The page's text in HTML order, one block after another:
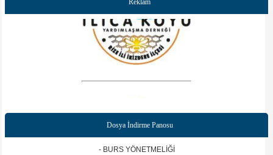
Reklam
Dosya İndirme Panosu
- BURS YÖNETMELİĞİ